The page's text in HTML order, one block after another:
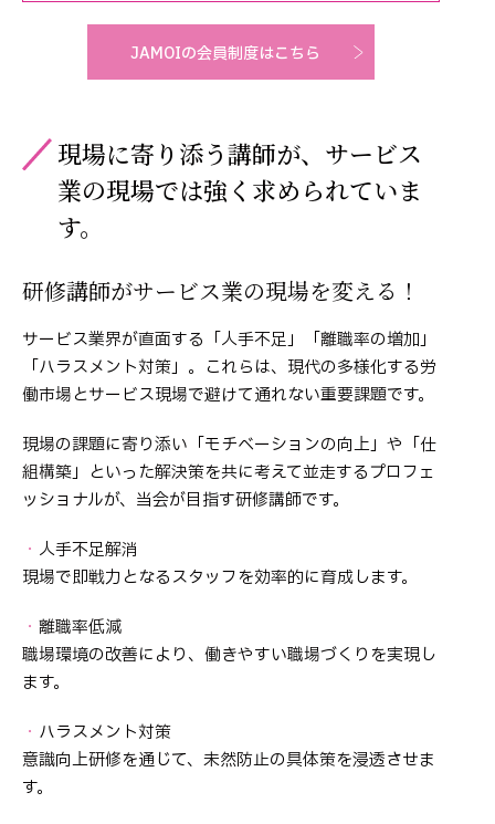
JAMOIの会員制度はこちら
現場に寄り添う講師が、サービス
業の現場では強く求められていま
す。
研修講師がサービス業の現場を変える！
サービス業界が直面する「人手不足」「離職率の増加」
「ハラスメント対策」。これらは、現代の多様化する労
働市場とサービス現場で避けて通れない重要課題です。
現場の課題に寄り添い「モチベーションの向上」や「仕
組構築」といった解決策を共に考えて並走するプロフェ
ッショナルが、当会が目指す研修講師です。
・ 人手不足解消
現場で即戦力となるスタッフを効率的に育成します。
・ 離職率低減
職場環境の改善により、働きやすい職場づくりを実現し
ます。
・ ハラスメント対策
意識向上研修を通じて、未然防止の具体策を浸透させま
す。